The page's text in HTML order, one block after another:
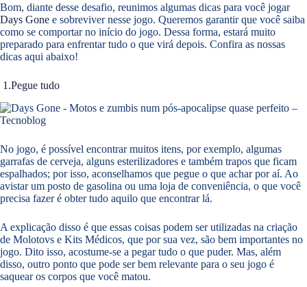
Bom, diante desse desafio, reunimos algumas dicas para você jogar
Days Gone e sobreviver nesse jogo. Queremos garantir que você saiba
como se comportar no início do jogo. Dessa forma, estará muito
preparado para enfrentar tudo o que virá depois. Confira as nossas
dicas aqui abaixo!
1.Pegue tudo
No jogo, é possível encontrar muitos itens, por exemplo, algumas
garrafas de cerveja, alguns esterilizadores e também trapos que ficam
espalhados; por isso, aconselhamos que pegue o que achar por aí. Ao
avistar um posto de gasolina ou uma loja de conveniência, o que você
precisa fazer é obter tudo aquilo que encontrar lá.
A explicação disso é que essas coisas podem ser utilizadas na criação
de Molotovs e Kits Médicos, que por sua vez, são bem importantes no
jogo. Dito isso, acostume-se a pegar tudo o que puder. Mas, além
disso, outro ponto que pode ser bem relevante para o seu jogo é
saquear os corpos que você matou.